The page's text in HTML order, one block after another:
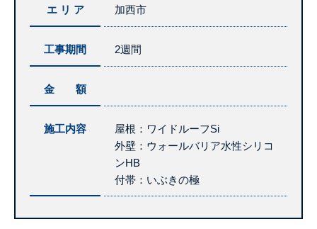
エ リ ア 加西市
工事期間 2週間
金 額
施工内容
屋根：ワイドルーフSi
外壁：ウォールバリア水性シリコ
ンHB
付帯：いぶきの極